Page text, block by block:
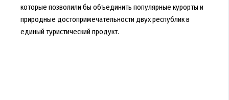
которые позволили бы объединить популярные курорты и
природные достопримечательности двух республик в
единый туристический продукт.